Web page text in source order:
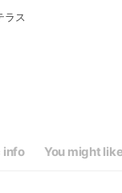
ラス
日曜 祝日
info You might